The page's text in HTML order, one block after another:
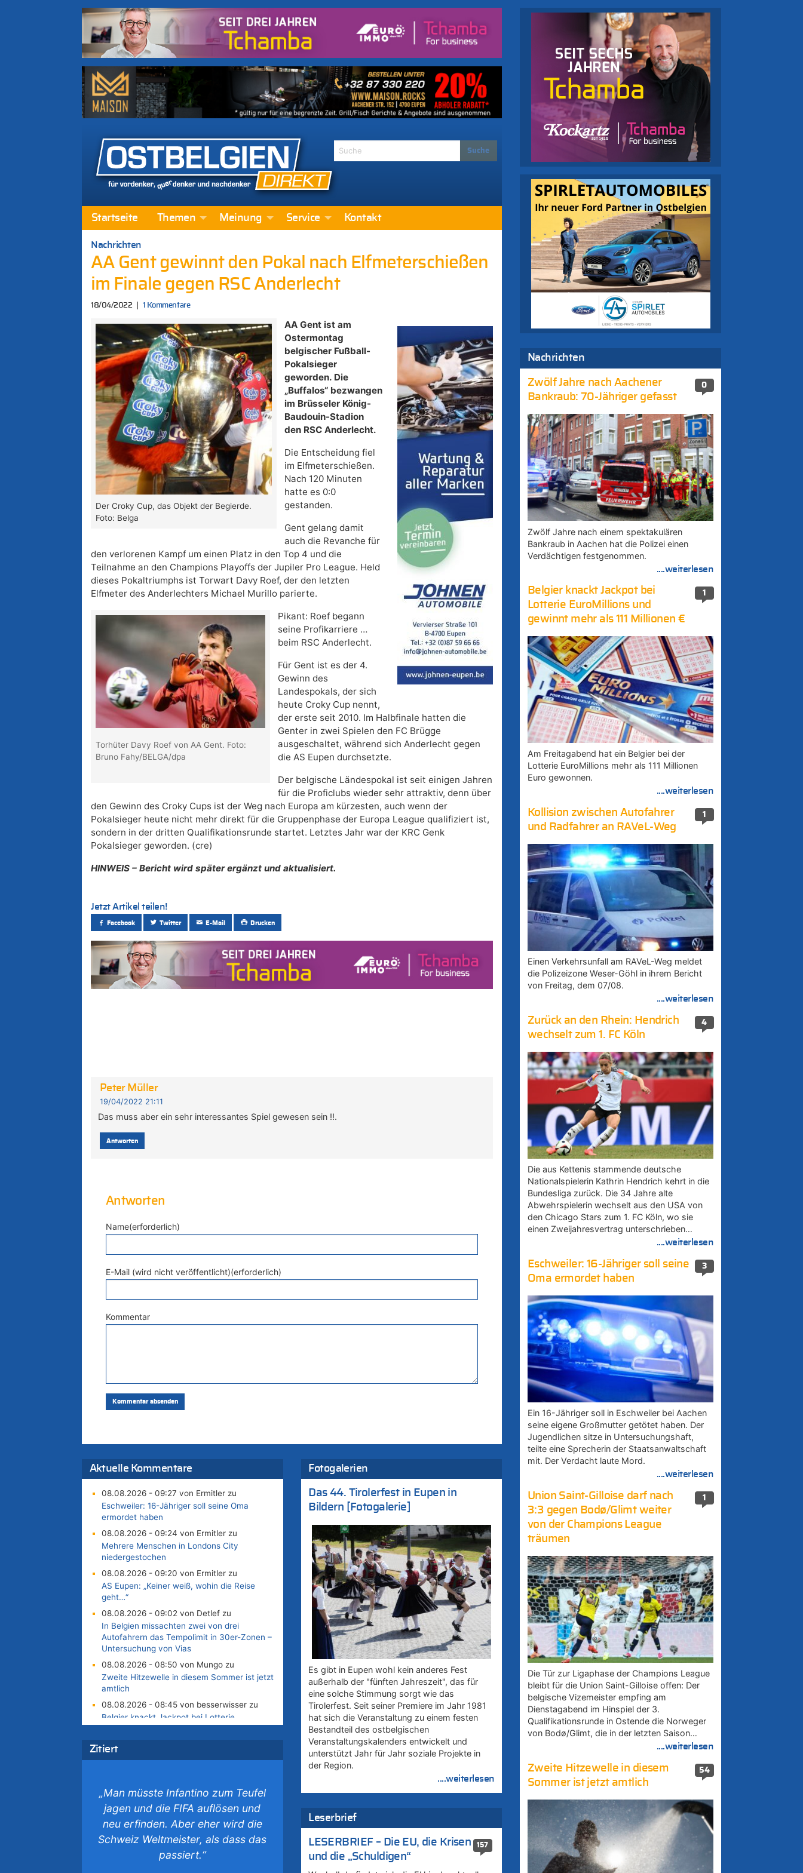
Startseite Themen Meinung Service Kontakt
Nachrichten
AA Gent gewinnt den Pokal nach Elfmeterschießen
im Finale gegen RSC Anderlecht
18/04/2022 1 Kommentare
Der Croky Cup, das Objekt der Begierde.
Foto: Belga
AA Gent ist am
Ostermontag
belgischer Fußball-
Pokalsieger
geworden. Die
„Buffalos“ bezwangen
im Brüsseler König-
Baudouin-Stadion
den RSC Anderlecht.
Die Entscheidung fiel
im Elfmeterschießen.
Nach 120 Minuten
hatte es 0:0
gestanden.
Gent gelang damit
auch die Revanche für
den verlorenen Kampf um einen Platz in den Top 4 und die
Teilnahme an den Champions Playoffs der Jupiler Pro League. Held
dieses Pokaltriumphs ist Torwart Davy Roef, der den letzten
Elfmeter des Anderlechters Michael Murillo parierte.
Torhüter Davy Roef von AA Gent. Foto:
Bruno Fahy/BELGA/dpa
Pikant: Roef begann
seine Profikarriere …
beim RSC Anderlecht.
Für Gent ist es der 4.
Gewinn des
Landespokals, der sich
heute Croky Cup nennt,
der erste seit 2010. Im Halbfinale hatten die
Genter in zwei Spielen den FC Brügge
ausgeschaltet, während sich Anderlecht gegen
die AS Eupen durchsetzte.
Der belgische Ländespokal ist seit einigen Jahren
für die Proficlubs wieder sehr attraktiv, denn über
den Gewinn des Croky Cups ist der Weg nach Europa am kürzesten, auch wenn der
Pokalsieger heute nicht mehr direkt für die Gruppenphase der Europa League qualifiziert ist,
sondern in der dritten Qualifikationsrunde startet. Letztes Jahr war der KRC Genk
Pokalsieger geworden. (cre)
HINWEIS – Bericht wird später ergänzt und aktualisiert.
Jetzt Artikel teilen!
Facebook Twitter E-Mail Drucken
Peter Müller
19/04/2022 21:11
Das muss aber ein sehr interessantes Spiel gewesen sein !!.
Antworten
Antworten
Name(erforderlich)
E-Mail (wird nicht veröffentlicht)(erforderlich)
Kommentar
Aktuelle Kommentare
08.08.2026 - 09:27 von Ermitler zu
Eschweiler: 16-Jähriger soll seine Oma
ermordet haben
08.08.2026 - 09:24 von Ermitler zu
Mehrere Menschen in Londons City
niedergestochen
08.08.2026 - 09:20 von Ermitler zu
AS Eupen: „Keiner weiß, wohin die Reise
geht…“
08.08.2026 - 09:02 von Detlef zu
In Belgien missachten zwei von drei
Autofahrern das Tempolimit in 30er-Zonen –
Untersuchung von Vias
08.08.2026 - 08:50 von Mungo zu
Zweite Hitzewelle in diesem Sommer ist jetzt
amtlich
08.08.2026 - 08:45 von besserwisser zu
Belgier knackt Jackpot bei Lotterie
Millionen €
08.08.2026 - 05:07 von Marcel Scholzen
Eimerscheid zu
In Belgien missachten zwei von drei
Autofahrern das Tempolimit in 30er-Zonen –
Untersuchung von Vias
08.08.2026 - 02:19 von Peter S. zu
Zitiert
„Man müsste Infantino zum Teufel
jagen und die FIFA auflösen und
neu erfinden. Aber eher wird die
Schweiz Weltmeister, als dass das
passiert.“
Fotogalerien
Das 44. Tirolerfest in Eupen in
Bildern [Fotogalerie]
Es gibt in Eupen wohl kein anderes Fest
außerhalb der "fünften Jahreszeit", das für
eine solche Stimmung sorgt wie das
Tirolerfest. Seit seiner Premiere im Jahr 1981
hat sich die Veranstaltung zu einem festen
Bestandteil des ostbelgischen
Veranstaltungskalenders entwickelt und
unterstützt Jahr für Jahr soziale Projekte in
der Region.
....weiterlesen
Leserbrief
157
LESERBRIEF – Die EU, die Krisen
und die „Schuldigen“
Nachrichten
0
Zwölf Jahre nach Aachener
Bankraub: 70-Jähriger gefasst
Zwölf Jahre nach einem spektakulären
Bankraub in Aachen hat die Polizei einen
Verdächtigen festgenommen.
....weiterlesen
1
Belgier knackt Jackpot bei
Lotterie EuroMillions und
gewinnt mehr als 111 Millionen €
Am Freitagabend hat ein Belgier bei der
Lotterie EuroMillions mehr als 111 Millionen
Euro gewonnen.
....weiterlesen
1
Kollision zwischen Autofahrer
und Radfahrer an RAVeL-Weg
Einen Verkehrsunfall am RAVeL-Weg meldet
die Polizeizone Weser-Göhl in ihrem Bericht
von Freitag, dem 07/08.
....weiterlesen
4
Zurück an den Rhein: Hendrich
wechselt zum 1. FC Köln
Die aus Kettenis stammende deutsche
Nationalspielerin Kathrin Hendrich kehrt in die
Bundesliga zurück. Die 34 Jahre alte
Abwehrspielerin wechselt aus den USA von
den Chicago Stars zum 1. FC Köln, wo sie
einen Zweijahresvertrag unterschrieben…
....weiterlesen
3
Eschweiler: 16-Jähriger soll seine
Oma ermordet haben
Ein 16-Jähriger soll in Eschweiler bei Aachen
seine eigene Großmutter getötet haben. Der
Jugendlichen sitze in Untersuchungshaft,
teilte eine Sprecherin der Staatsanwaltschaft
mit. Der Verdacht laute Mord.
....weiterlesen
1
Union Saint-Gilloise darf nach
3:3 gegen Bodø/Glimt weiter
von der Champions League
träumen
Die Tür zur Ligaphase der Champions League
bleibt für die Union Saint-Gilloise offen: Der
belgische Vizemeister empfing am
Dienstagabend im Hinspiel der 3.
Qualifikationsrunde in Ostende die Norweger
von Bodø/Glimt, die in der letzten Saison…
....weiterlesen
54
Zweite Hitzewelle in diesem
Sommer ist jetzt amtlich